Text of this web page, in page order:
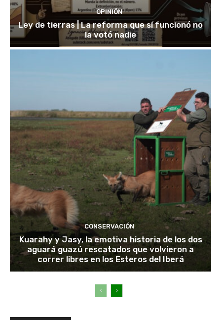
OPINIÓN
Ley de tierras | La reforma que sí funcionó no
la votó nadie
CONSERVACIÓN
Kuarahy y Jasy, la emotiva historia de los dos
aguará guazú rescatados que volvieron a
correr libres en los Esteros del Iberá